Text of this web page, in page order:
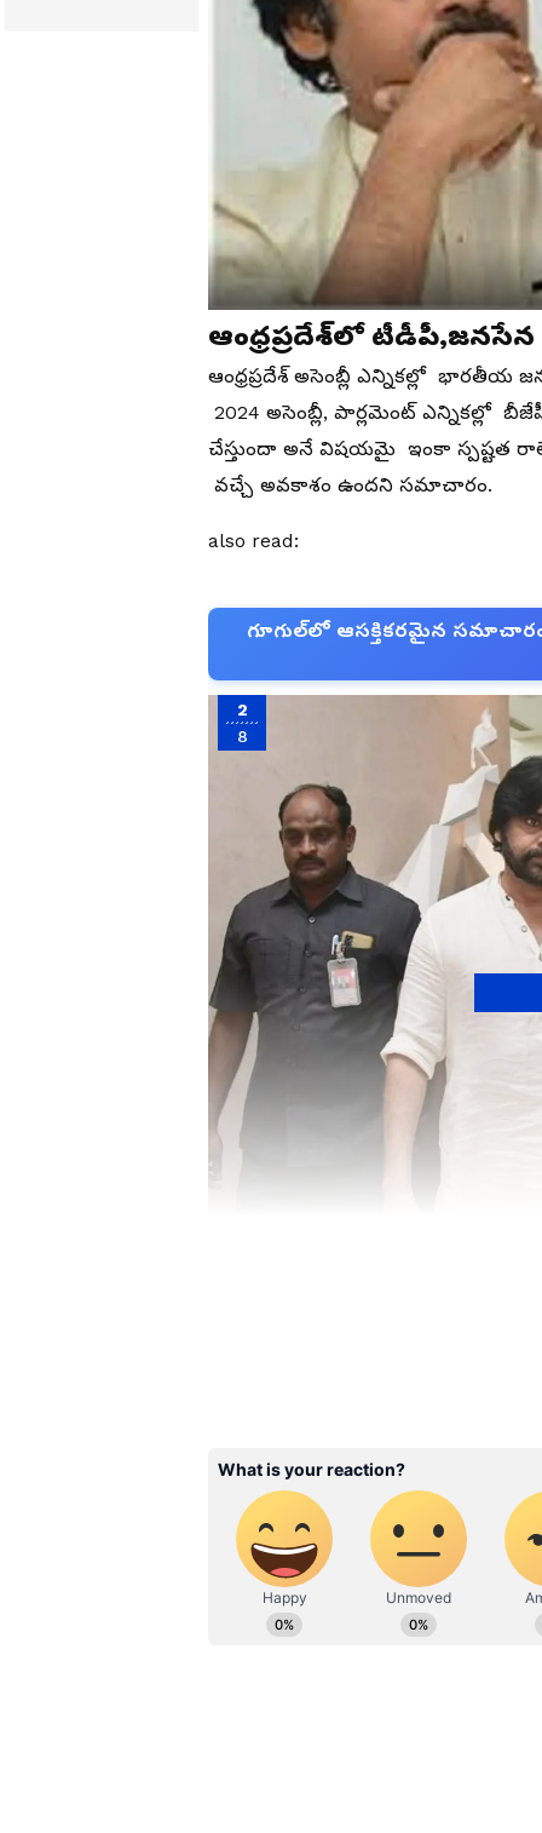
ఆంధ్రప్రదేశ్‌లో టీడీపీ,జనసేన
ఆంధ్రప్రదేశ్ అసెంబ్లీ ఎన్నికల్లో
2024 అసెంబ్లీ, పార్లమెంట్ ఎన్నికల్లో
చేస్తుందా అనే విషయమై ఇంకా
వచ్చే అవకాశం ఉందని సమాచారం.
also read:
గూగుల్‌లో ఆసక్తికరమైన
2
8
ఆంధ్రప్రదేశ్‌లో
ఆంధ్రప్రదేశ్ రాష్ట్రంలో భారతీయ జనతా
తెలుగుదేశం పార్టీతో కలిసి పోటీ
పవన్ కళ్యాణ్ ప్రకటించారు. భారతీయ
చేస్తామని ప్రకటించి పవన్ కళ్యాణ్